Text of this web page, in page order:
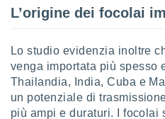
L’origine dei focolai
Lo studio evidenzia inoltre
venga importata più spesso
Thailandia, India, Cuba e
un potenziale di
più ampi e duraturi. I focolai